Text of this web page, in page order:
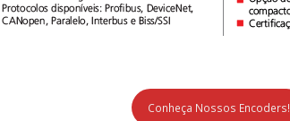
Conheça Nossos Encoders!